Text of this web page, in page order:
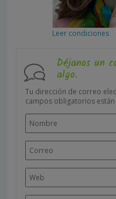
Leer condiciones
Déjanos un
algo.
Tu dirección de correo
campos obligatorios